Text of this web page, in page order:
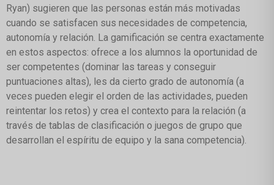
Ryan) sugieren que las personas están más motivadas
cuando se satisfacen sus necesidades de competencia,
autonomía y relación. La gamificación se centra exactamente
en estos aspectos: ofrece a los alumnos la oportunidad de
ser competentes (dominar las tareas y conseguir
puntuaciones altas), les da cierto grado de autonomía (a
veces pueden elegir el orden de las actividades, pueden
reintentar los retos) y crea el contexto para la relación (a
través de tablas de clasificación o juegos de grupo que
desarrollan el espíritu de equipo y la sana competencia).